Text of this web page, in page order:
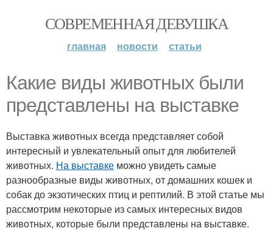
СОВРЕМЕННАЯ ДЕВУШКА
главная новости статьи
Какие виды животных были
представлены на выставке
Выставка животных всегда представляет собой
интересный и увлекательный опыт для любителей
животных. На выставке можно увидеть самые
разнообразные виды животных, от домашних кошек и
собак до экзотических птиц и рептилий. В этой статье мы
рассмотрим некоторые из самых интересных видов
животных, которые были представлены на выставке.